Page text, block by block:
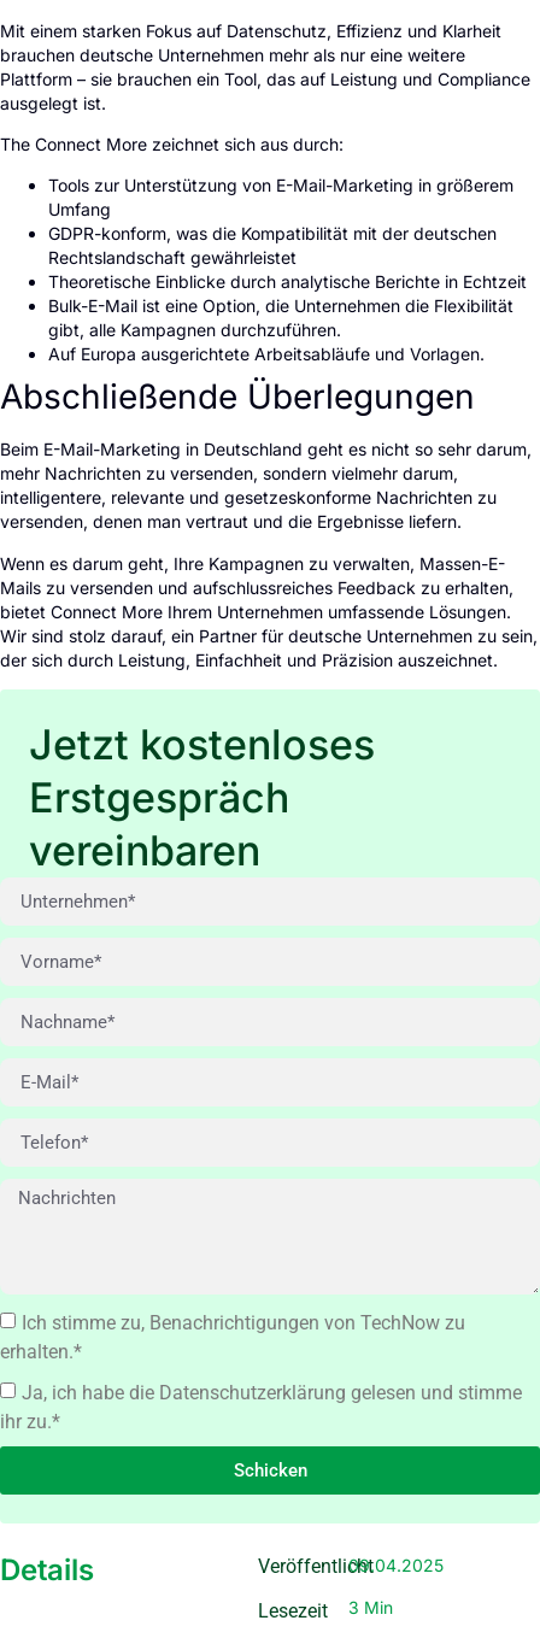
Mit einem starken Fokus auf Datenschutz, Effizienz und Klarheit
brauchen deutsche Unternehmen mehr als nur eine weitere
Plattform – sie brauchen ein Tool, das auf Leistung und Compliance
ausgelegt ist.
The Connect More zeichnet sich aus durch:
Tools zur Unterstützung von E-Mail-Marketing in größerem
Umfang
GDPR-konform, was die Kompatibilität mit der deutschen
Rechtslandschaft gewährleistet
Theoretische Einblicke durch analytische Berichte in Echtzeit
Bulk-E-Mail ist eine Option, die Unternehmen die Flexibilität
gibt, alle Kampagnen durchzuführen.
Auf Europa ausgerichtete Arbeitsabläufe und Vorlagen.
Abschließende Überlegungen
Beim E-Mail-Marketing in Deutschland geht es nicht so sehr darum,
mehr Nachrichten zu versenden, sondern vielmehr darum,
intelligentere, relevante und gesetzeskonforme Nachrichten zu
versenden, denen man vertraut und die Ergebnisse liefern.
Wenn es darum geht, Ihre Kampagnen zu verwalten, Massen-E-
Mails zu versenden und aufschlussreiches Feedback zu erhalten,
bietet Connect More Ihrem Unternehmen umfassende Lösungen.
Wir sind stolz darauf, ein Partner für deutsche Unternehmen zu sein,
der sich durch Leistung, Einfachheit und Präzision auszeichnet.
Jetzt kostenloses
Erstgespräch
vereinbaren
Ich stimme zu, Benachrichtigungen von TechNow zu
erhalten.*
Ja, ich habe die Datenschutzerklärung gelesen und stimme
ihr zu.*
Schicken
Details
Veröffentlicht
Lesezeit
09.04.2025
3 Min